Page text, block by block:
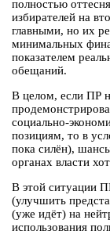
полностью
избирателей на
главными, но их
минимальных
показателем
обещаний.
В целом, если ПР
социально-
позициям, то в
пока силён),
органах власти
В этой ситуации
(улучшить
(уже идёт) на
использования